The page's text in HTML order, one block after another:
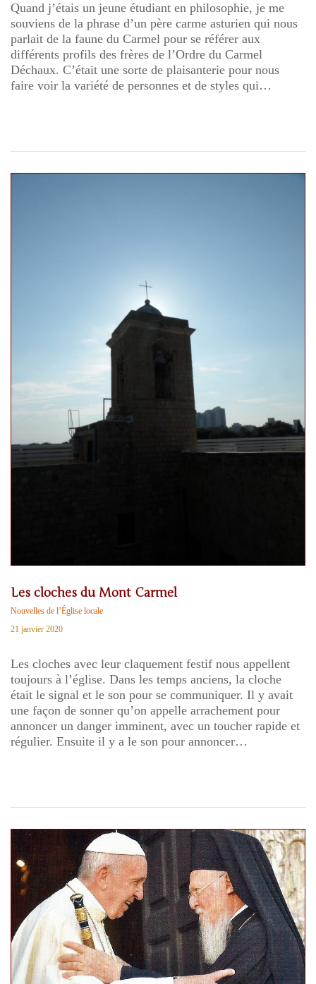
Quand j’étais un jeune étudiant en philosophie, je me
souviens de la phrase d’un père carme asturien qui nous
parlait de la faune du Carmel pour se référer aux
différents profils des frères de l’Ordre du Carmel
Déchaux. C’était une sorte de plaisanterie pour nous
faire voir la variété de personnes et de styles qui…
Les cloches du Mont Carmel
Nouvelles de l’Église locale
21 janvier 2020
Les cloches avec leur claquement festif nous appellent
toujours à l’église. Dans les temps anciens, la cloche
était le signal et le son pour se communiquer. Il y avait
une façon de sonner qu’on appelle arrachement pour
annoncer un danger imminent, avec un toucher rapide et
régulier. Ensuite il y a le son pour annoncer…